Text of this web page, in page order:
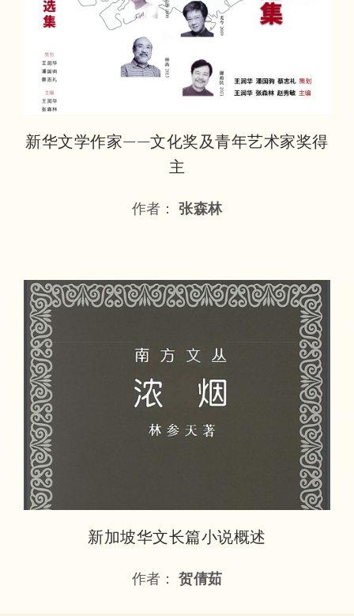
新华文学作家——文化奖及青年艺术家奖得
主
作者：张森林
新加坡华文长篇小说概述
作者：贺倩茹